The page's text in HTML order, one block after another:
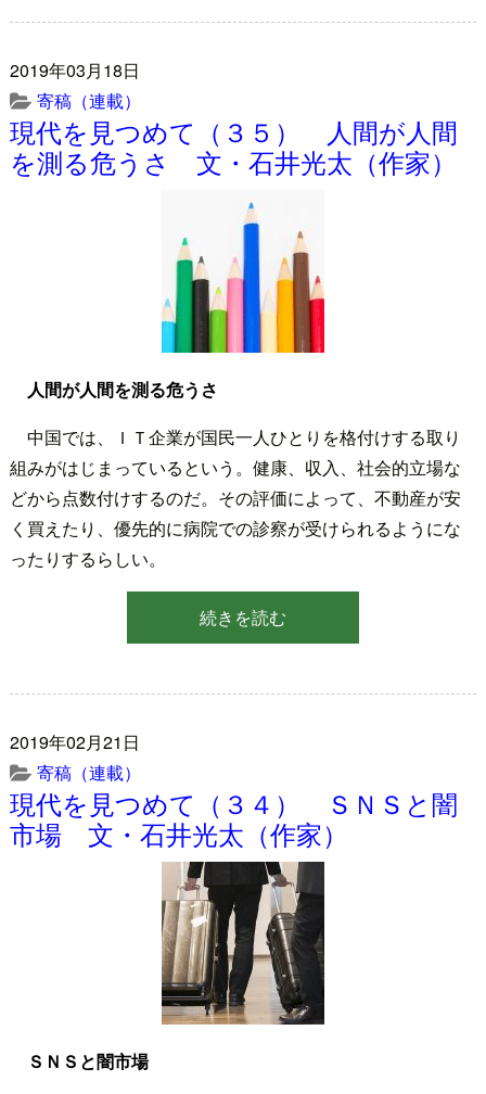
2019年03月18日
寄稿（連載）
現代を見つめて（３５） 人間が人間
を測る危うさ 文・石井光太（作家）
人間が人間を測る危うさ
中国では、ＩＴ企業が国民一人ひとりを格付けする取り
組みがはじまっているという。健康、収入、社会的立場な
どから点数付けするのだ。その評価によって、不動産が安
く買えたり、優先的に病院での診察が受けられるようにな
ったりするらしい。
続きを読む
2019年02月21日
寄稿（連載）
現代を見つめて（３４） ＳＮＳと闇
市場 文・石井光太（作家）
ＳＮＳと闇市場